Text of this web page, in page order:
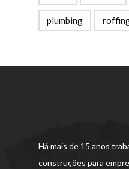
plumbing
Há mais de 15 anos
construções para